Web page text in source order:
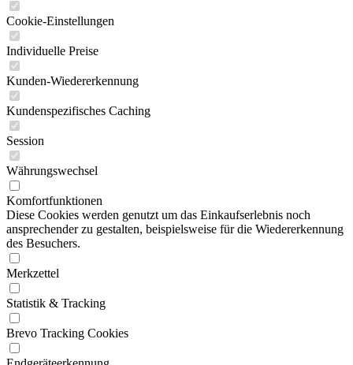
Cookie-Einstellungen
Individuelle Preise
Kunden-Wiedererkennung
Kundenspezifisches Caching
Session
Währungswechsel
Komfortfunktionen
Diese Cookies werden genutzt um das Einkaufserlebnis noch
ansprechender zu gestalten, beispielsweise für die Wiedererkennung
des Besuchers.
Merkzettel
Statistik & Tracking
Brevo Tracking Cookies